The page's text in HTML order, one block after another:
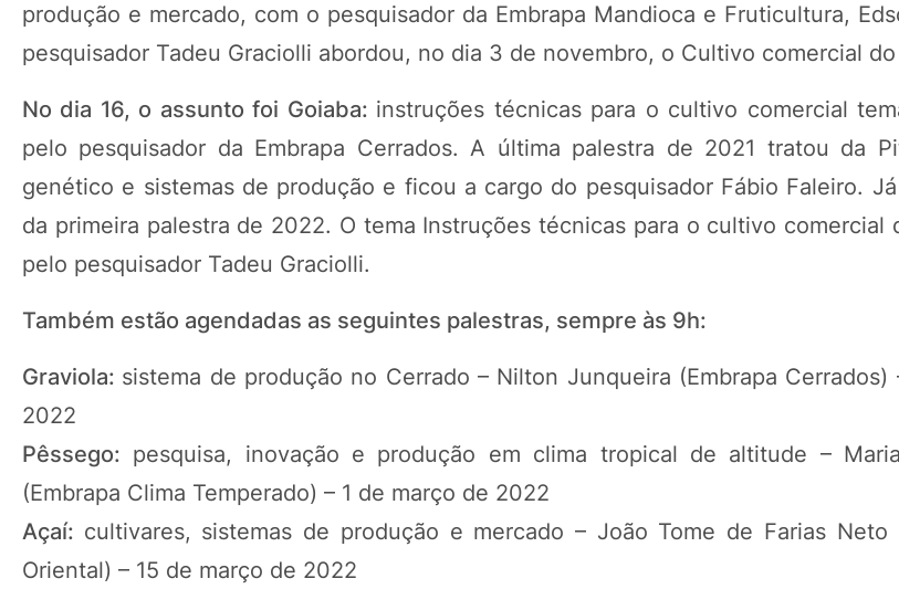
produção e mercado, com o pesquisador da Embrapa Mandioca e Fruticultura,
pesquisador Tadeu Graciolli abordou, no dia 3 de novembro, o Cultivo comercial
No dia 16, o assunto foi Goiaba: instruções técnicas para o cultivo comercial
pelo pesquisador da Embrapa Cerrados. A última palestra de 2021 tratou da
genético e sistemas de produção e ficou a cargo do pesquisador Fábio Faleiro.
da primeira palestra de 2022. O tema Instruções técnicas para o cultivo comercial
pelo pesquisador Tadeu Graciolli.
Também estão agendadas as seguintes palestras, sempre às 9h:
Graviola: sistema de produção no Cerrado – Nilton Junqueira (Embrapa
2022
Pêssego: pesquisa, inovação e produção em clima tropical de altitude –
(Embrapa Clima Temperado) – 1 de março de 2022
Açaí: cultivares, sistemas de produção e mercado – João Tome de Farias Neto
Oriental) – 15 de março de 2022